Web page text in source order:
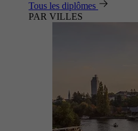
Tous les diplômes
PAR VILLES